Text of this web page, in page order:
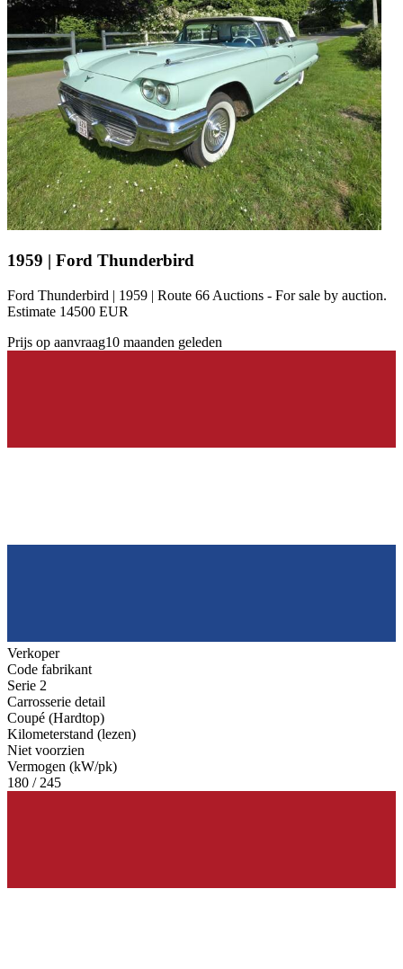
1959 | Ford Thunderbird
Ford Thunderbird | 1959 | Route 66 Auctions - For sale by auction.
Estimate 14500 EUR
Prijs op aanvraag10 maanden geleden
Verkoper
Code fabrikant
Serie 2
Carrosserie detail
Coupé (Hardtop)
Kilometerstand (lezen)
Niet voorzien
Vermogen (kW/pk)
180 / 245